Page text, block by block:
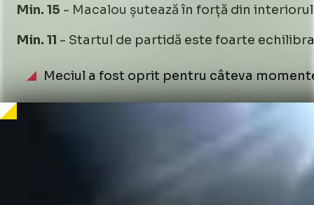
Min. 15 - Macalou șutează în forță din
Min. 11 - Startul de partidă este foarte
Meciul a fost oprit pentru câteva